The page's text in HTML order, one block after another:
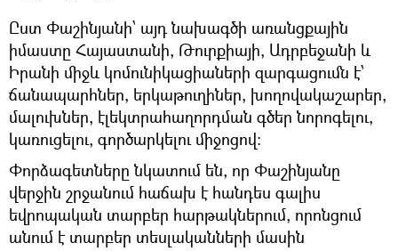
Ըստ Փաշինյանի՝ այդ նախագծի առանցքային
իմաստը Հայաստանի, Թուրքիայի, Ադրբեջանի և
Իրանի միջև կոմունիկացիաների զարգացումն է՝
ճանապարհներ, երկաթուղիներ, խողովակաշարեր,
մալուխներ, էլեկտրահաղորդման գծեր նորոգելու,
կառուցելու, գործարկելու միջոցով:
Փորձագետները նկատում են, որ Փաշինյանը
վերջին շրջանում հաճախ է հանդես գալիս
եվրոպական տարբեր հարթակներում, որոնցում
անում է տարբեր տեսլականների մասին